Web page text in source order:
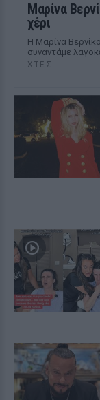
Μαρίνα
χέρι
Η Μαρίνα
συναντάμε
ΧΤΕΣ